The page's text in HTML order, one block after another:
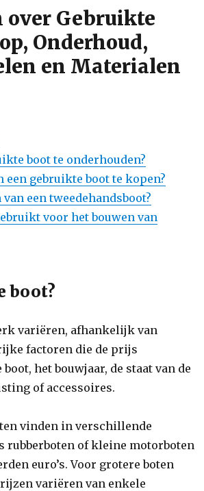
over Gebruikte
Onderhoud,
en Materialen
boot te onderhouden?
een gebruikte boot te kopen?
een tweedehandsboot?
voor het bouwen van
boot?
variëren, afhankelijk van
factoren die de prijs
het bouwjaar, de staat van de
of accessoires.
vinden in verschillende
rubberboten of kleine motorboten
euro’s. Voor grotere boten
variëren van enkele